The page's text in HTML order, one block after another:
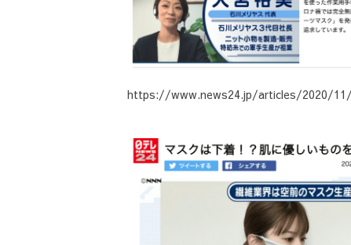
https://www.news24.jp/articles/2020/